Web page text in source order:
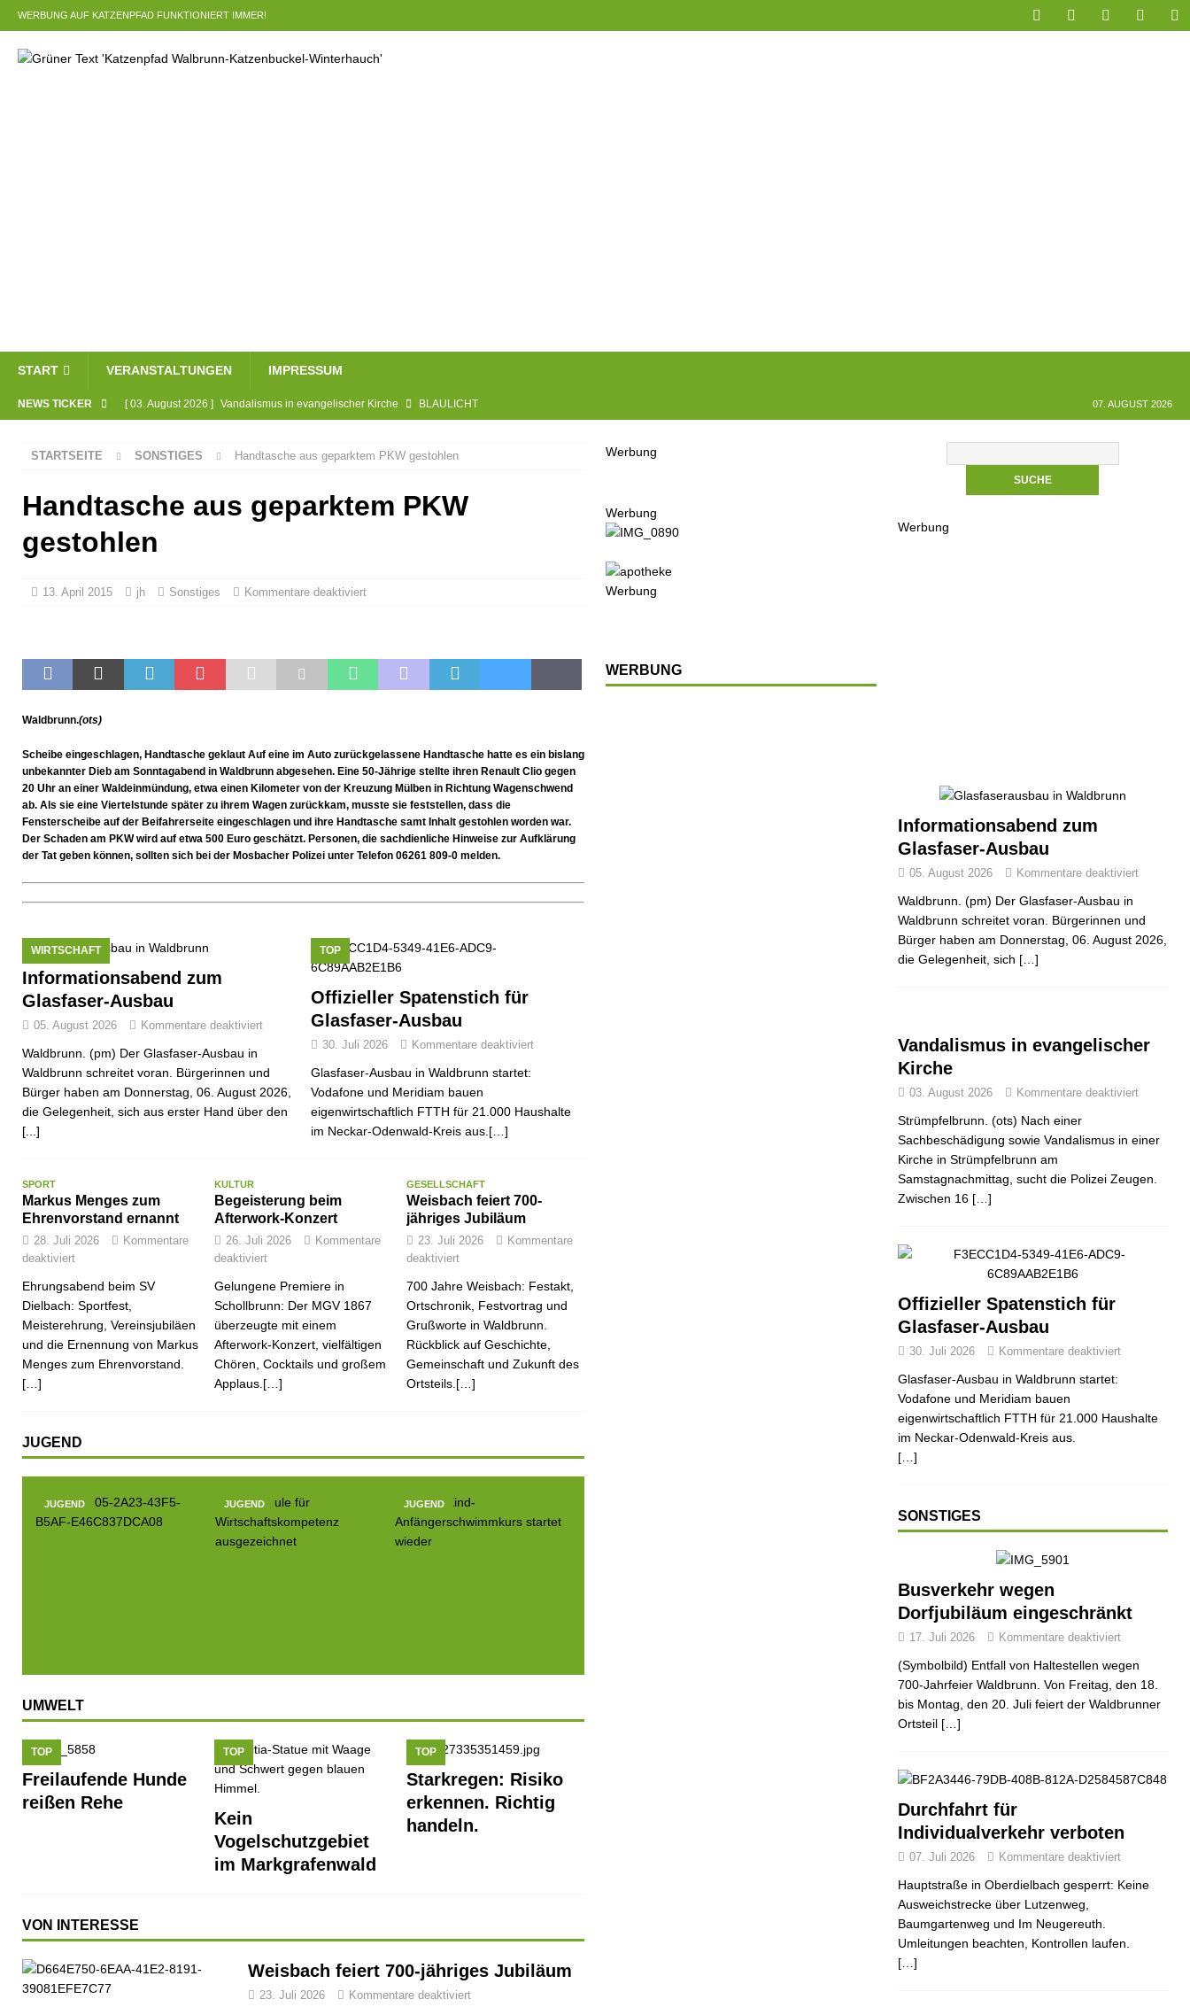
WERBUNG AUF KATZENPFAD FUNKTIONIERT IMMER!
START VERANSTALTUNGEN IMPRESSUM
NEWS TICKER [ 03. August 2026 ] Vandalismus in evangelischer Kirche BLAULICHT
[ 28. Juli 2026 ] Markus Menges zum Ehrenvorstand ernannt SPORT
[ 26. Juli 2026 ] Begeisterung beim Afterwork-Konzert
Weisbach feiert 700-jähriges Jubiläum
[ 22. Juli 2026 ]
Busverkehr wegen Dorfjubiläum eingeschränkt
[ 07. Juli 2026 ] Sommerfest mit Fahrzeugweihe gefeiert
[ 07. Juli 2026 ] Durchfahrt für Individualverkehr verboten SONSTIGES
[ 05. August 2026 ] Informationsabend zum Glasfaser-Ausbau WIRTSCHAFT
07. AUGUST 2026
STARTSEITE SONSTIGES Handtasche aus geparktem PKW gestohlen
Handtasche aus geparktem PKW
gestohlen
13. April 2015 jh Sonstiges Kommentare deaktiviert
Waldbrunn.(ots)
Scheibe eingeschlagen, Handtasche geklaut Auf eine im Auto zurückgelassene Handtasche hatte es ein bislang
unbekannter Dieb am Sonntagabend in Waldbrunn abgesehen. Eine 50-Jährige stellte ihren Renault Clio gegen
20 Uhr an einer Waldeinmündung, etwa einen Kilometer von der Kreuzung Mülben in Richtung Wagenschwend
ab. Als sie eine Viertelstunde später zu ihrem Wagen zurückkam, musste sie feststellen, dass die
Fensterscheibe auf der Beifahrerseite eingeschlagen und ihre Handtasche samt Inhalt gestohlen worden war.
Der Schaden am PKW wird auf etwa 500 Euro geschätzt. Personen, die sachdienliche Hinweise zur Aufklärung
der Tat geben können, sollten sich bei der Mosbacher Polizei unter Telefon 06261 809-0 melden.
Informationsabend zum
Glasfaser-Ausbau
WIRTSCHAFT
05. August 2026 Kommentare deaktiviert
Waldbrunn. (pm) Der Glasfaser-Ausbau in
Waldbrunn schreitet voran. Bürgerinnen und
Bürger haben am Donnerstag, 06. August 2026,
die Gelegenheit, sich aus erster Hand über den
[...]
Offizieller Spatenstich für
Glasfaser-Ausbau
TOP
30. Juli 2026 Kommentare deaktiviert
Glasfaser-Ausbau in Waldbrunn startet:
Vodafone und Meridiam bauen
eigenwirtschaftlich FTTH für 21.000 Haushalte
im Neckar-Odenwald-Kreis aus.[…]
SPORT
Markus Menges zum
Ehrenvorstand ernannt
28. Juli 2026
Kommentare
deaktiviert
Ehrungsabend beim SV
Dielbach: Sportfest,
Meisterehrung, Vereinsjubiläen
und die Ernennung von Markus
Menges zum Ehrenvorstand.
[…]
KULTUR
Begeisterung beim
Afterwork-Konzert
26. Juli 2026
Kommentare
deaktiviert
Gelungene Premiere in
Schollbrunn: Der MGV 1867
überzeugte mit einem
Afterwork-Konzert, vielfältigen
Chören, Cocktails und großem
Applaus.[…]
GESELLSCHAFT
Weisbach feiert 700-
jähriges Jubiläum
23. Juli 2026
Kommentare
deaktiviert
700 Jahre Weisbach: Festakt,
Ortschronik, Festvortrag und
Grußworte in Waldbrunn.
Rückblick auf Geschichte,
Gemeinschaft und Zukunft des
Ortsteils.[…]
JUGEND
JUGEND JUGEND JUGEND
UMWELT
TOP
Freilaufende Hunde
reißen Rehe
TOP
Kein
Vogelschutzgebiet
im Markgrafenwald
TOP
Starkregen: Risiko
erkennen. Richtig
handeln.
VON INTERESSE
Weisbach feiert 700-jähriges Jubiläum
23. Juli 2026 Kommentare deaktiviert
Werbung
Werbung
Werbung
WERBUNG
Werbung
Informationsabend zum
Glasfaser-Ausbau
05. August 2026 Kommentare deaktiviert
Waldbrunn. (pm) Der Glasfaser-Ausbau in
Waldbrunn schreitet voran. Bürgerinnen und
Bürger haben am Donnerstag, 06. August 2026,
die Gelegenheit, sich […]
Vandalismus in evangelischer
Kirche
03. August 2026 Kommentare deaktiviert
Strümpfelbrunn. (ots) Nach einer
Sachbeschädigung sowie Vandalismus in einer
Kirche in Strümpfelbrunn am
Samstagnachmittag, sucht die Polizei Zeugen.
Zwischen 16 […]
Offizieller Spatenstich für
Glasfaser-Ausbau
30. Juli 2026 Kommentare deaktiviert
Glasfaser-Ausbau in Waldbrunn startet:
Vodafone und Meridiam bauen
eigenwirtschaftlich FTTH für 21.000 Haushalte
im Neckar-Odenwald-Kreis aus.
[…]
SONSTIGES
Busverkehr wegen
Dorfjubiläum eingeschränkt
17. Juli 2026 Kommentare deaktiviert
(Symbolbild) Entfall von Haltestellen wegen
700-Jahrfeier Waldbrunn. Von Freitag, den 18.
bis Montag, den 20. Juli feiert der Waldbrunner
Ortsteil […]
Durchfahrt für
Individualverkehr verboten
07. Juli 2026 Kommentare deaktiviert
Hauptstraße in Oberdielbach gesperrt: Keine
Ausweichstrecke über Lutzenweg,
Baumgartenweg und Im Neugereuth.
Umleitungen beachten, Kontrollen laufen.
[…]